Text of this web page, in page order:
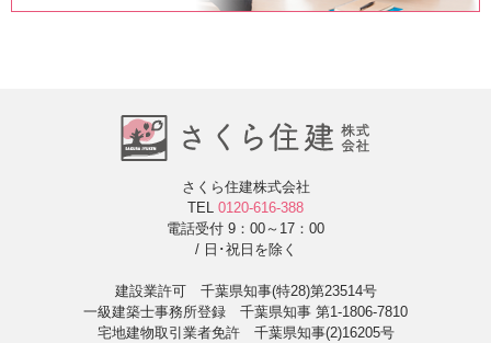
さくら住建株式会社
TEL 0120-616-388
電話受付 9：00～17：00
/ 日･祝日を除く
建設業許可 千葉県知事(特28)第23514号
一級建築士事務所登録 千葉県知事 第1-1806-7810
宅地建物取引業者免許 千葉県知事(2)16205号